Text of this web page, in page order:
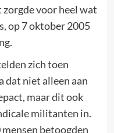
voor heel wat
op 7 oktober 2005
zich toen
dat niet alleen aan
maar dit ook
militanten in.
betoogden